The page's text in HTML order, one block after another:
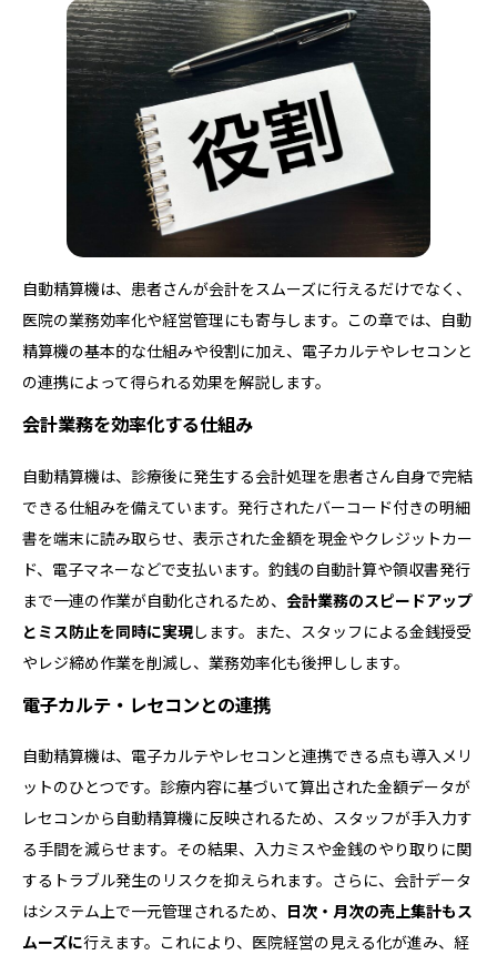
自動精算機は、患者さんが会計をスムーズに行えるだけでなく、
医院の業務効率化や経営管理にも寄与します。この章では、自動
精算機の基本的な仕組みや役割に加え、電子カルテやレセコンと
の連携によって得られる効果を解説します。
会計業務を効率化する仕組み
自動精算機は、診療後に発生する会計処理を患者さん自身で完結
できる仕組みを備えています。発行されたバーコード付きの明細
書を端末に読み取らせ、表示された金額を現金やクレジットカー
ド、電子マネーなどで支払います。釣銭の自動計算や領収書発行
まで一連の作業が自動化されるため、 会計業務のスピードアップ
とミス防止を同時に実現します。また、スタッフによる金銭授受
やレジ締め作業を削減し、業務効率化も後押しします。
電子カルテ・レセコンとの連携
自動精算機は、電子カルテやレセコンと連携できる点も導入メリ
ットのひとつです。診療内容に基づいて算出された金額データが
レセコンから自動精算機に反映されるため、スタッフが手入力す
る手間を減らせます。その結果、入力ミスや金銭のやり取りに関
するトラブル発生のリスクを抑えられます。さらに、会計データ
はシステム上で一元管理されるため、 日次・月次の売上集計もス
ムーズに行えます。これにより、医院経営の見える化が進み、経